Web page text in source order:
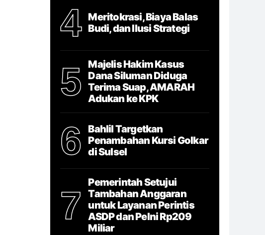
4
Meritokrasi, Biaya Balas
Budi, dan Ilusi Strategi
5
Majelis Hakim Kasus
Dana Siluman Diduga
Terima Suap, AMARAH
Adukan ke KPK
6
Bahlil Targetkan
Penambahan Kursi Golkar
di Sulsel
7
Pemerintah Setujui
Tambahan Anggaran
untuk Layanan Perintis
ASDP dan Pelni Rp209
Miliar